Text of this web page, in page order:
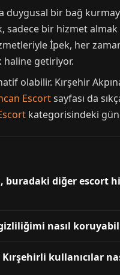
duygusal bir bağ
bir hizmet
İpek, her
haline getiriyor.
olabilir. Kırşehir
Escortsayfası da
kategorisindeki
diğer escort
nasıl
kullanıcılar